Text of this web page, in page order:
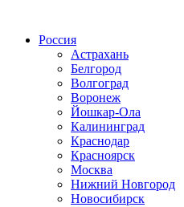
Россия
Астрахань
Белгород
Волгоград
Воронеж
Йошкар-Ола
Калининград
Краснодар
Красноярск
Москва
Нижний Новгород
Новосибирск